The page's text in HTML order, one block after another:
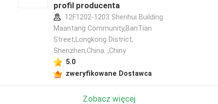
profil producenta
12F1202-1203 Shenhui Building
Maantang Community,BanTian
Street,Longkong District,
Shenzhen,China. ,Chiny
5.0
zweryfikowane Dostawca
Zobacz więcej